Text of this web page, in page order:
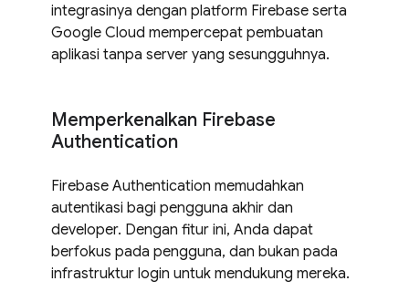
integrasinya dengan platform Firebase serta
Google Cloud mempercepat pembuatan
aplikasi tanpa server yang sesungguhnya.
Memperkenalkan Firebase
Authentication
Firebase Authentication memudahkan
autentikasi bagi pengguna akhir dan
developer. Dengan fitur ini, Anda dapat
berfokus pada pengguna, dan bukan pada
infrastruktur login untuk mendukung mereka.